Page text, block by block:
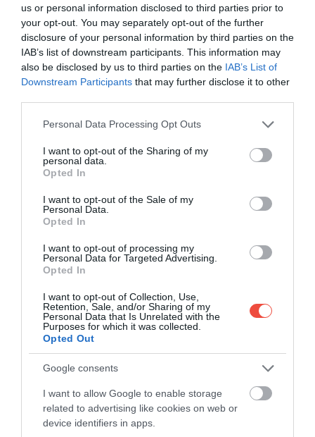
us or personal information disclosed to third parties prior to
your opt-out. You may separately opt-out of the further
disclosure of your personal information by third parties on the
IAB’s list of downstream participants. This information may
also be disclosed by us to third parties on the IAB’s List of
Downstream Participants that may further disclose it to other
Please note that this website/app uses one or more Google
not limited to your visit or usage behaviour. You may click to
grant or deny consent to Google and its third-party tags to
use your data for below specified purposes in below Google
consent section.
Personal Data Processing Opt Outs
I want to opt-out of the Sharing of my
personal data.
Opted In
I want to opt-out of the Sale of my
Personal Data.
Opted In
I want to opt-out of processing my
Personal Data for Targeted Advertising.
Opted In
I want to opt-out of Collection, Use,
Retention, Sale, and/or Sharing of my
Personal Data that Is Unrelated with the
Purposes for which it was collected.
Opted Out
Google consents
I want to allow Google to enable storage
related to advertising like cookies on web or
device identifiers in apps.
mașina în Dalmația
​Zadar … În Zadar există ruinele Forumului construit
în secolul 1 î. H. Descoperirea minuţioasă a…
DESTINAȚII